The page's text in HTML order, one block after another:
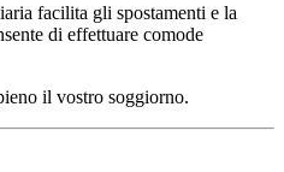
facilita gli spostamenti e la
di effettuare comode
il vostro soggiorno.